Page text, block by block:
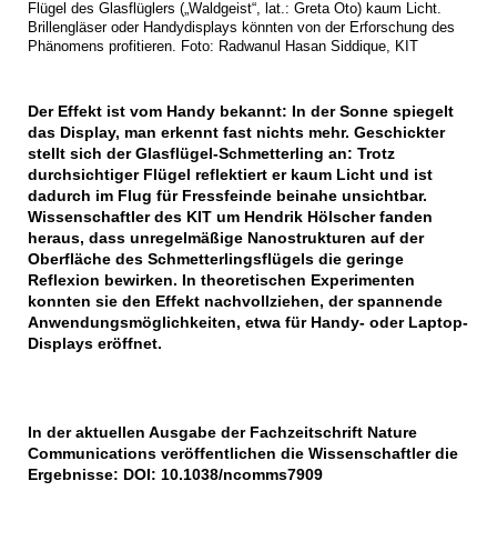
Flügel des Glasflüglers („Waldgeist“, lat.: Greta Oto) kaum Licht.
Brillengläser oder Handydisplays könnten von der Erforschung des
Phänomens profitieren. Foto: Radwanul Hasan Siddique, KIT
Der Effekt ist vom Handy bekannt: In der Sonne spiegelt
das Display, man erkennt fast nichts mehr. Geschickter
stellt sich der Glasflügel-Schmetterling an: Trotz
durchsichtiger Flügel reflektiert er kaum Licht und ist
dadurch im Flug für Fressfeinde beinahe unsichtbar.
Wissenschaftler des KIT um Hendrik Hölscher fanden
heraus, dass unregelmäßige Nanostrukturen auf der
Oberfläche des Schmetterlingsflügels die geringe
Reflexion bewirken. In theoretischen Experimenten
konnten sie den Effekt nachvollziehen, der spannende
Anwendungsmöglichkeiten, etwa für Handy- oder Laptop-
Displays eröffnet.
In der aktuellen Ausgabe der Fachzeitschrift Nature
Communications veröffentlichen die Wissenschaftler die
Ergebnisse: DOI: 10.1038/ncomms7909